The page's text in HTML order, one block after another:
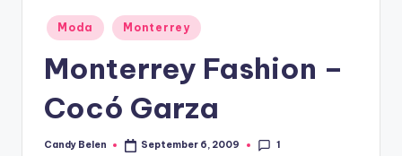
Posted
in
Moda Monterrey
Monterrey Fashion –
Cocó Garza
Posted
Candy Belen September 6, 2009 1